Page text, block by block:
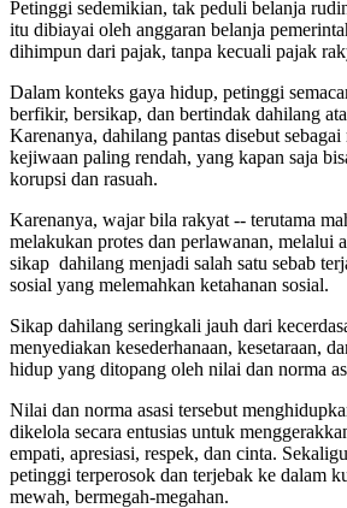
Petinggi sedemikian, tak peduli belanja
itu dibiayai oleh anggaran belanja
dihimpun dari pajak, tanpa kecuali pajak
Dalam konteks gaya hidup, petinggi
berfikir, bersikap, dan bertindak dahilang
Karenanya, dahilang pantas disebut sebagai
kejiwaan paling rendah, yang kapan saja
korupsi dan rasuah.
Karenanya, wajar bila rakyat -- terutama
melakukan protes dan perlawanan, melalui
sikap dahilang menjadi salah satu sebab
sosial yang melemahkan ketahanan sosial.
Sikap dahilang seringkali jauh dari
menyediakan kesederhanaan, kesetaraan,
hidup yang ditopang oleh nilai dan norma
Nilai dan norma asasi tersebut
dikelola secara entusias untuk
empati, apresiasi, respek, dan cinta.
petinggi terperosok dan terjebak ke dalam
mewah, bermegah-megahan.